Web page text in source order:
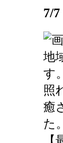
7/
地
す
照
癒
た。